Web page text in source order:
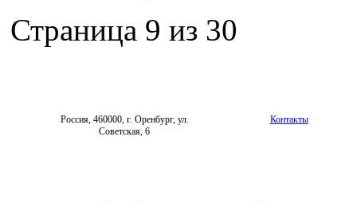
Страница 9 из 30
Россия, 460000, г. Оренбург, ул.
Советская, 6
Контакты